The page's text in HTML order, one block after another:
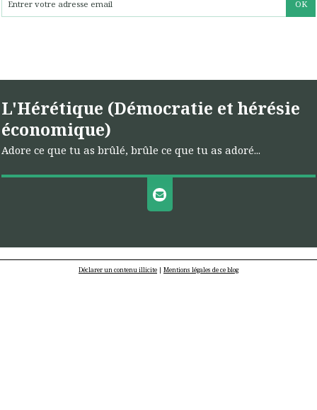
L'Hérétique (Démocratie et hérésie
économique)
Adore ce que tu as brûlé, brûle ce que tu as adoré...
Déclarer un contenu illicite | Mentions légales de ce blog